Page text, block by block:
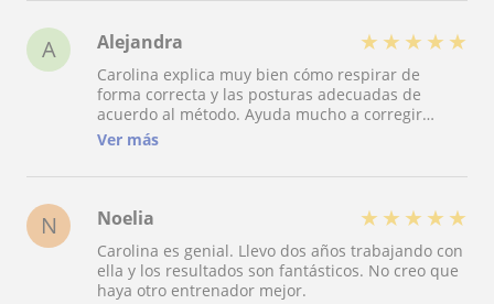
A Alejandra ★ ★ ★ ★ ★
Carolina explica muy bien cómo respirar de
forma correcta y las posturas adecuadas de
acuerdo al método. Ayuda mucho a corregir
ambos aspectos para ir mejorando la práctica y
cada persona
Ver más
N Noelia ★ ★ ★ ★ ★
Carolina es genial. Llevo dos años trabajando con
ella y los resultados son fantásticos. No creo que
haya otro entrenador mejor.